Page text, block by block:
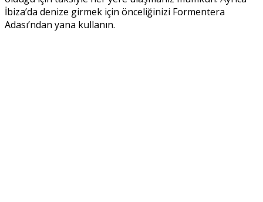
İbiza’da denize girmek için önceliğinizi Formentera
Adası’ndan yana kullanın.